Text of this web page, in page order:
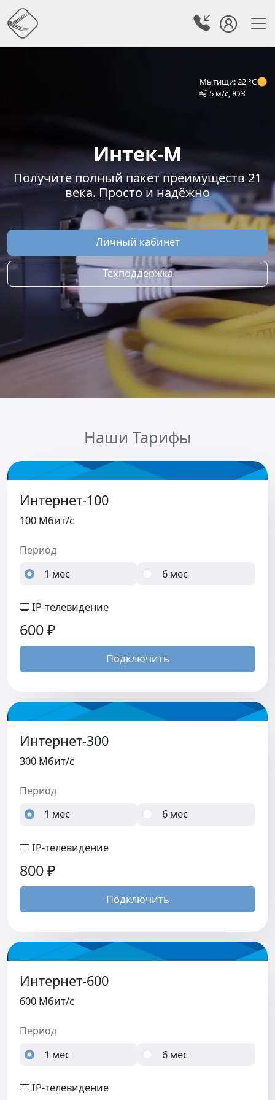
Мытищи: 22 °C
5 м/с, ЮЗ
Интек-М
Получите полный пакет преимуществ 21
века. Просто и надёжно
Личный кабинет
Техподдержка
Наши Тарифы
Интернет-100
100 Мбит/c
Период
1 мес 6 мес
IP-телевидение
600₽
Подключить
Интернет-300
300 Мбит/c
Период
1 мес 6 мес
IP-телевидение
800₽
Подключить
Интернет-600
600 Мбит/c
Период
1 мес 6 мес
IP-телевидение